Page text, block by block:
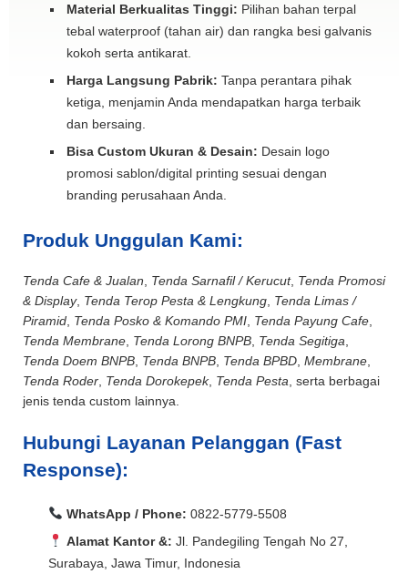
Material Berkualitas Tinggi: Pilihan bahan terpal
tebal waterproof (tahan air) dan rangka besi galvanis
kokoh serta antikarat.
Harga Langsung Pabrik: Tanpa perantara pihak
ketiga, menjamin Anda mendapatkan harga terbaik
dan bersaing.
Bisa Custom Ukuran & Desain: Desain logo
promosi sablon/digital printing sesuai dengan
branding perusahaan Anda.
Produk Unggulan Kami:
Tenda Cafe & Jualan Tenda Sarnafil / Kerucut, Tenda Promosi
& Display, Tenda Terop Pesta & Lengkung Tenda Limas /
Piramid Tenda Posko & Komando PMI Tenda Payung Cafe
Tenda Membrane Tenda Lorong BNPB Tenda Segitiga
Tenda Doem BNPB Tenda BNPB Tenda BPBD Membrane
Tenda Roder Tenda Dorokepek, Tenda Pesta , serta berbagai
jenis tenda custom lainnya.
Hubungi Layanan Pelanggan (Fast
Response):
WhatsApp / Phone: 0822-5779-5508
Alamat Kantor &: Jl. Pandegiling Tengah No 27,
Surabaya, Jawa Timur, Indonesia